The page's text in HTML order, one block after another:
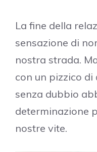
La fine della
sensazione di
nostra strada.
con un pizzico
senza dubbio
determinazione
nostre vite.